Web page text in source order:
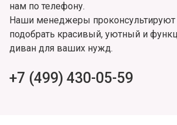
нам по телефону.
Наши менеджеры проконсультируют
подобрать красивый, уютный и
диван для ваших нужд.
+7 (499) 430-05-59